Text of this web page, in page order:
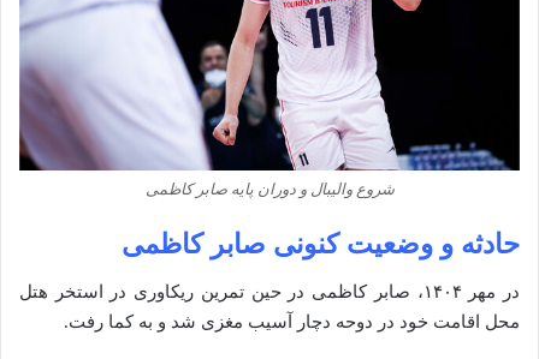
شروع والیبال و دوران پایه صابر کاظمی
حادثه و وضعیت کنونی صابر کاظمی
در مهر ۱۴۰۴، صابر کاظمی در حین تمرین ریکاوری در استخر هتل
محل اقامت خود در دوحه دچار آسیب مغزی شد و به کما رفت.